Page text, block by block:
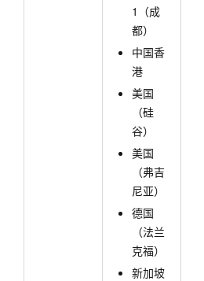
1（成
都）
中国香
港
美国
（硅
谷）
美国
（弗吉
尼亚）
德国
（法兰
克福）
新加坡